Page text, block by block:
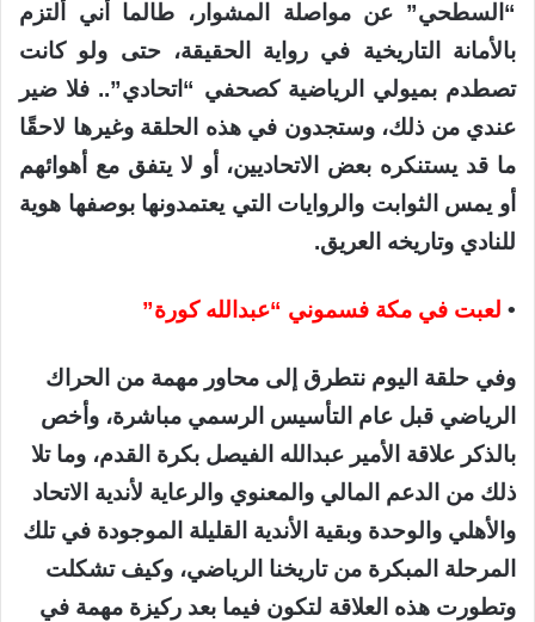
“السطحي” عن مواصلة المشوار، طالما أني ألتزم
بالأمانة التاريخية في رواية الحقيقة، حتى ولو كانت
تصطدم بميولي الرياضية كصحفي “اتحادي”.. فلا ضير
عندي من ذلك، وستجدون في هذه الحلقة وغيرها لاحقًا
ما قد يستنكره بعض الاتحاديين، أو لا يتفق مع أهوائهم
أو يمس الثوابت والروايات التي يعتمدونها بوصفها هوية
للنادي وتاريخه العريق.
• لعبت في مكة فسموني “عبدالله كورة”
وفي حلقة اليوم نتطرق إلى محاور مهمة من الحراك
الرياضي قبل عام التأسيس الرسمي مباشرة، وأخص
بالذكر علاقة الأمير عبدالله الفيصل بكرة القدم، وما تلا
ذلك من الدعم المالي والمعنوي والرعاية لأندية الاتحاد
والأهلي والوحدة وبقية الأندية القليلة الموجودة في تلك
المرحلة المبكرة من تاريخنا الرياضي، وكيف تشكلت
وتطورت هذه العلاقة لتكون فيما بعد ركيزة مهمة في